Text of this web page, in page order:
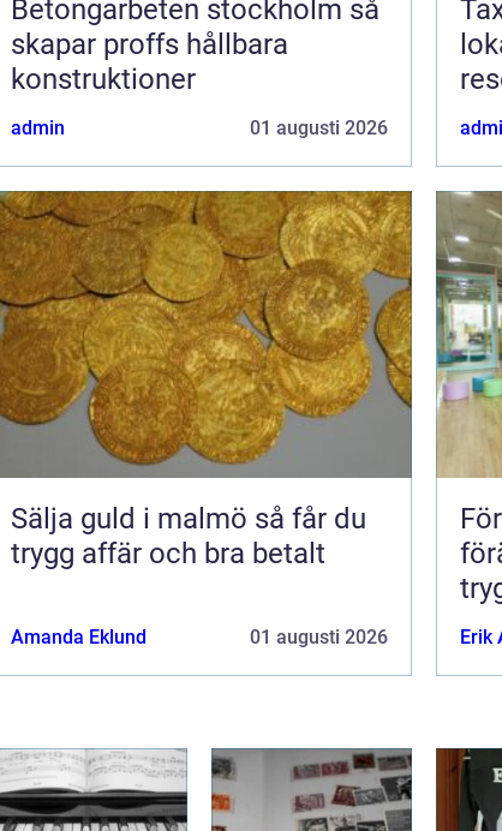
Betongarbeten stockholm så
skapar proffs hållbara
konstruktioner
admin 01 augusti 2026
Taxi
Sälja guld i malmö så får du
trygg affär och bra betalt
Amanda Eklund 01 augusti 2026 Erik